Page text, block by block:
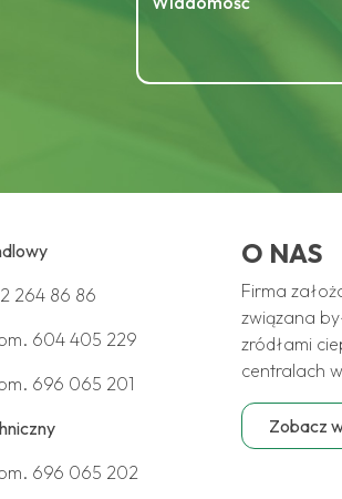
264 86 86
604 405 229
696 065 201
696 065 202
O NAS
Firma
związana
zródłami
centralach
Zobacz